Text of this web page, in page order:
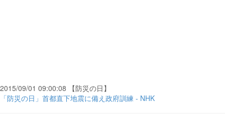
2015/09/01 09:00:08 【防災の日】
「防災の日」首都直下地震に備え政府訓練 - NHK